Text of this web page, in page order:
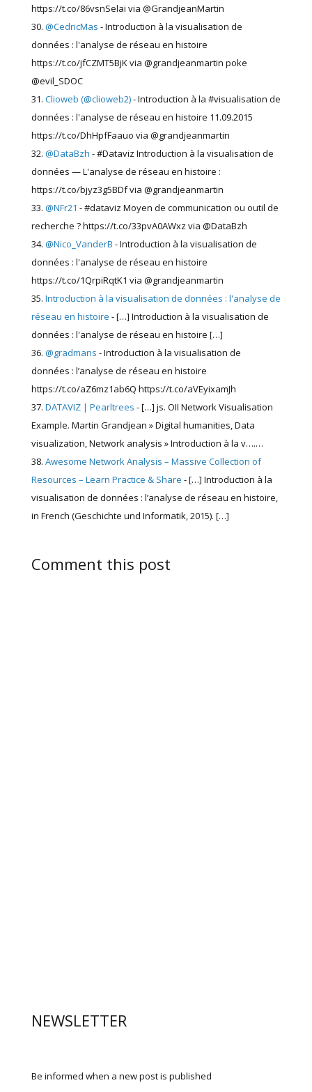
https://t.co/86vsnSelai via @GrandjeanMartin
@CedricMas - Introduction à la visualisation de
données : l'analyse de réseau en histoire
https://t.co/jfCZMT5BjK via @grandjeanmartin poke
@evil_SDOC
Clioweb (@clioweb2)- Introduction à la #visualisation de
données : l'analyse de réseau en histoire 11.09.2015
https://t.co/DhHpfFaauo via @grandjeanmartin
@DataBzh - #Dataviz Introduction à la visualisation de
données — L'analyse de réseau en histoire :
https://t.co/bjyz3g5BDf via @grandjeanmartin
@NFr21 - #dataviz Moyen de communication ou outil de
recherche ? https://t.co/33pvA0AWxz via @DataBzh
@Nico_VanderB - Introduction à la visualisation de
données : l'analyse de réseau en histoire
https://t.co/1QrpiRqtK1 via @grandjeanmartin
Introduction à la visualisation de données : l'analyse de
réseau en histoire - […] Introduction à la visualisation de
données : l'analyse de réseau en histoire […]
@gradmans - Introduction à la visualisation de
données : l’analyse de réseau en histoire
https://t.co/aZ6mz1ab6Q https://t.co/aVEyixamJh
DATAVIZ | Pearltrees - […] js. OII Network Visualisation
Example. Martin Grandjean » Digital humanities, Data
visualization, Network analysis » Introduction à la v….…
Awesome Network Analysis – Massive Collection of
Resources – Learn Practice & Share - […] Introduction à la
visualisation de données : l’analyse de réseau en histoire,
in French (Geschichte und Informatik, 2015). […]
Comment this post
NEWSLETTER
Be informed when a new post is published